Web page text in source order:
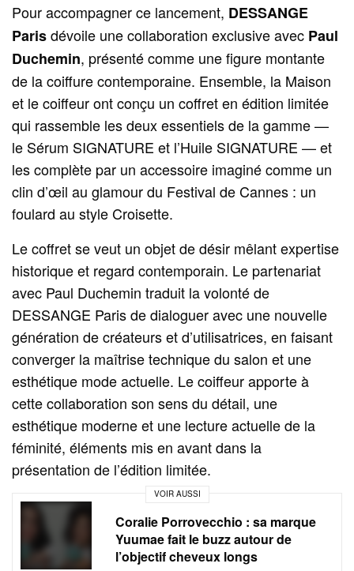
Pour accompagner ce lancement, DESSANGE
Parisdévoile une collaboration exclusive avec Paul
Duchemin, présenté comme une figure montante
de la coiffure contemporaine. Ensemble, la Maison
et le coiffeur ont conçu un coffret en édition limitée
qui rassemble les deux essentiels de la gamme —
le Sérum SIGNATURE et l’Huile SIGNATURE — et
les complète par un accessoire imaginé comme un
clin d’œil au glamour du Festival de Cannes : un
foulard au style Croisette.
Le coffret se veut un objet de désir mêlant expertise
historique et regard contemporain. Le partenariat
avec Paul Duchemin traduit la volonté de
DESSANGE Paris de dialoguer avec une nouvelle
génération de créateurs et d’utilisatrices, en faisant
converger la maîtrise technique du salon et une
esthétique mode actuelle. Le coiffeur apporte à
cette collaboration son sens du détail, une
esthétique moderne et une lecture actuelle de la
féminité, éléments mis en avant dans la
présentation de l’édition limitée.
VOIR AUSSI
Coralie Porrovecchio : sa marque
Yuumae fait le buzz autour de
l’objectif cheveux longs